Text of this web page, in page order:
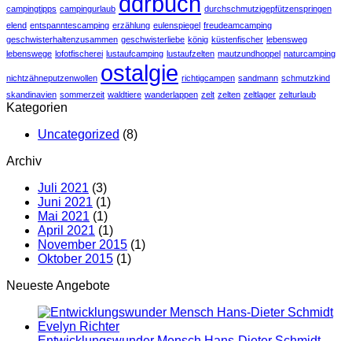
campingtipps campingurlaub
durchschmutzigepfützenspringen
elend entspanntescamping erzählung eulenspiegel freudeamcamping
geschwisterhaltenzusammen geschwisterliebe könig küstenfischer lebensweg
lebenswege lofotfischerei lustaufcamping lustaufzelten mautzundhoppel naturcamping
nichtzähneputzenwollen ostalgie richtigcampen sandmann schmutzkind
skandinavien sommerzeit waldtiere wanderlappen zelt zelten zeltlager zelturlaub
Kategorien
Uncategorized (8)
Archiv
Juli 2021 (3)
Juni 2021 (1)
Mai 2021 (1)
April 2021 (1)
November 2015 (1)
Oktober 2015 (1)
Neueste Angebote